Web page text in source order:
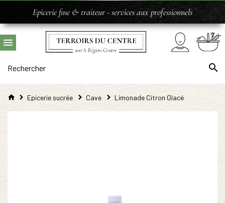
Epicerie fine & traiteur - services aux professionnels
Epicerie sucrée Cave Limonade Citron Glacé